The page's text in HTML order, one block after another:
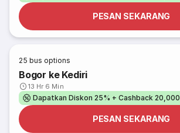
PESAN SEKARANG
25 bus options
Bogor ke Kediri
13 Hr 6 Min
Dapatkan Diskon 25% + Cashback 20,000
PESAN SEKARANG